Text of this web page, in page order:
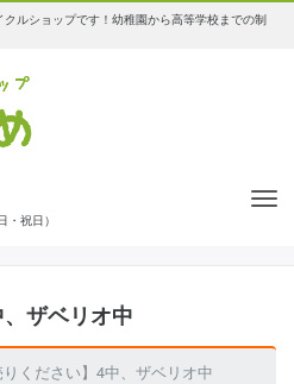
ルショップです！幼稚園から高等学校までの制
祝日）
、ザベリオ中
りください】4中、ザベリオ中